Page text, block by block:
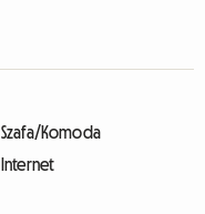
Szafa/Komoda
Internet